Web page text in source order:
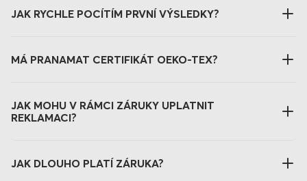
JAK RYCHLE POCÍTÍM PRVNÍ VÝSLEDKY?
MÁ PRANAMAT CERTIFIKÁT OEKO-TEX?
JAK MOHU V RÁMCI ZÁRUKY UPLATNIT
REKLAMACI?
JAK DLOUHO PLATÍ ZÁRUKA?